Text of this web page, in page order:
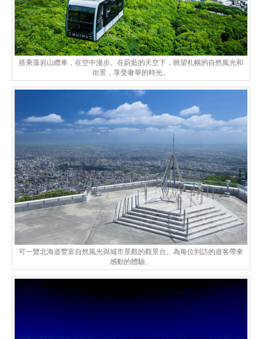
搭乘藻岩山纜車，在空中漫步。在蔚藍的天空下，眺望札幌的自然風光和
街景，享受奢華的時光。
可一覽北海道豐富自然風光與城市景觀的觀景台。為每位到訪的遊客帶來
感動的體驗。